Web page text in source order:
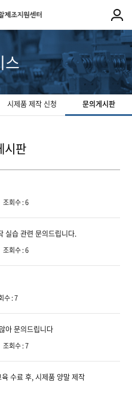
스
시제품 제작 신청 문의게시판
시판
조회수 : 6
실습 관련 문의드립니다.
조회수 : 6
수 : 7
아 문의드립니다
조회수 : 7
수료 후, 시제품 양말 제작